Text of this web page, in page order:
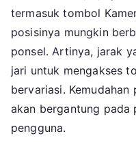
termasuk tombol
posisinya mungkin
ponsel. Artinya, jarak
jari untuk mengakses
bervariasi.
akan bergantung pada
pengguna.